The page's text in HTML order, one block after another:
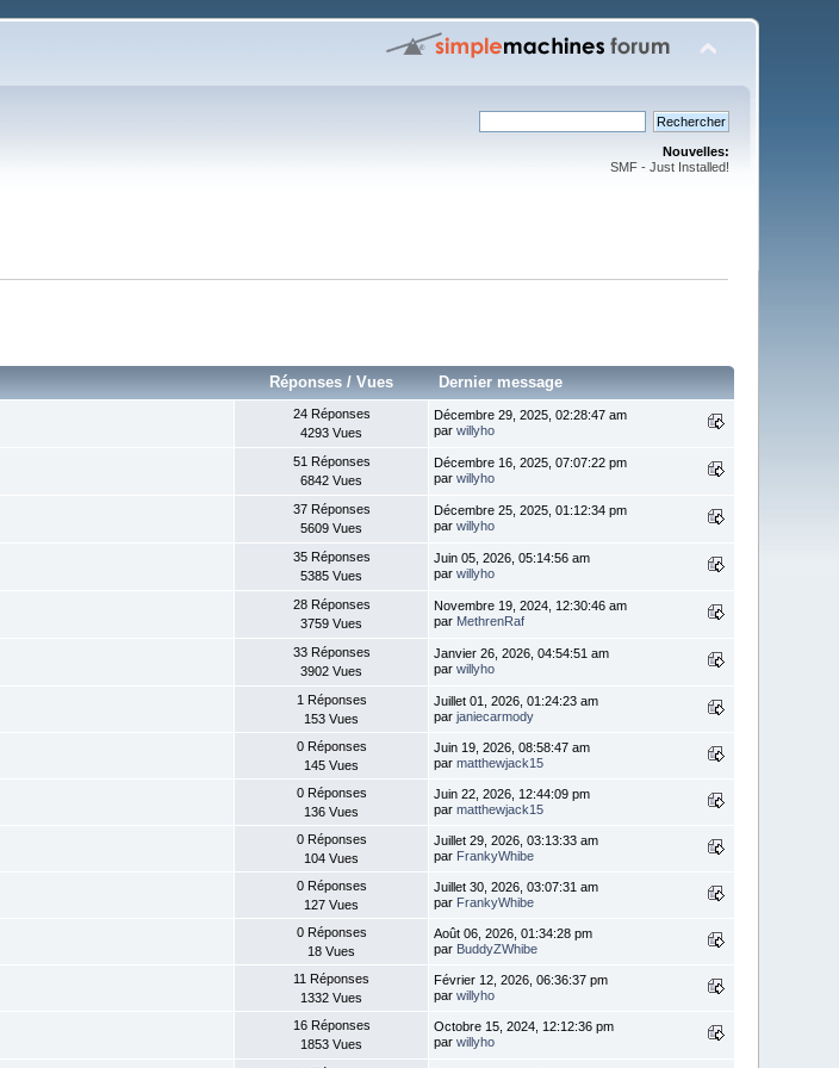
Nouvelles:
SMF - Just Installed!
Réponses/ Vues Dernier message
24 Réponses
4293 Vues
Décembre 29, 2025, 02:28:47 am
parwillyho
51 Réponses
6842 Vues
Décembre 16, 2025, 07:07:22 pm
parwillyho
37 Réponses
5609 Vues
Décembre 25, 2025, 01:12:34 pm
parwillyho
35 Réponses
5385 Vues
Juin 05, 2026, 05:14:56 am
parwillyho
28 Réponses
3759 Vues
Novembre 19, 2024, 12:30:46 am
par MethrenRaf
33 Réponses
3902 Vues
Janvier 26, 2026, 04:54:51 am
parwillyho
1 Réponses
153 Vues
Juillet 01, 2026, 01:24:23 am
parjaniecarmody
0 Réponses
145 Vues
Juin 19, 2026, 08:58:47 am
parmatthewjack15
0 Réponses
136 Vues
Juin 22, 2026, 12:44:09 pm
parmatthewjack15
0 Réponses
104 Vues
Juillet 29, 2026, 03:13:33 am
par FrankyWhibe
0 Réponses
127 Vues
Juillet 30, 2026, 03:07:31 am
par FrankyWhibe
0 Réponses
18 Vues
Août 06, 2026, 01:34:28 pm
par BuddyZWhibe
11 Réponses
1332 Vues
Février 12, 2026, 06:36:37 pm
parwillyho
16 Réponses
1853 Vues
Octobre 15, 2024, 12:12:36 pm
parwillyho